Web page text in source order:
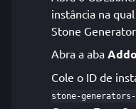
instância na
Stone
Abra a aba
Cole o ID de
stone-